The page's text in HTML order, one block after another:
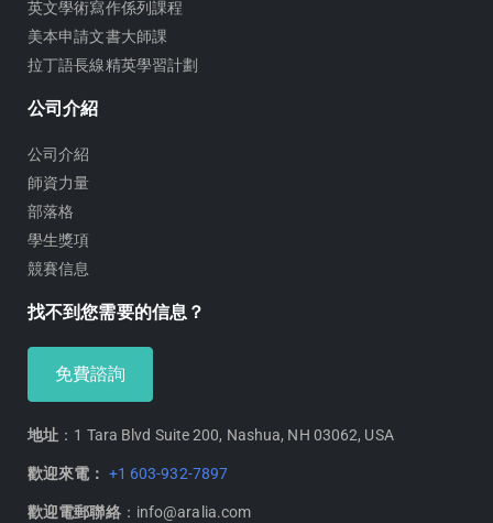
英文學術寫作係列課程
美本申請文書大師課
拉丁語長線精英學習計劃
公司介紹
公司介紹
師資力量
部落格
學生獎項
競賽信息
找不到您需要的信息？
免費諮詢
地址 ：1 Tara Blvd Suite 200, Nashua, NH 03062, USA
歡迎來電： +1 603-932-7897
歡迎電郵聯絡：info@aralia.com